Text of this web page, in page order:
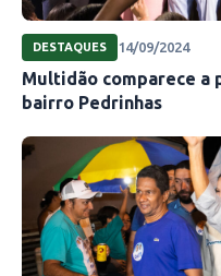
DESTAQUES 14/09/2024
Multidão comparece a
bairro Pedrinhas